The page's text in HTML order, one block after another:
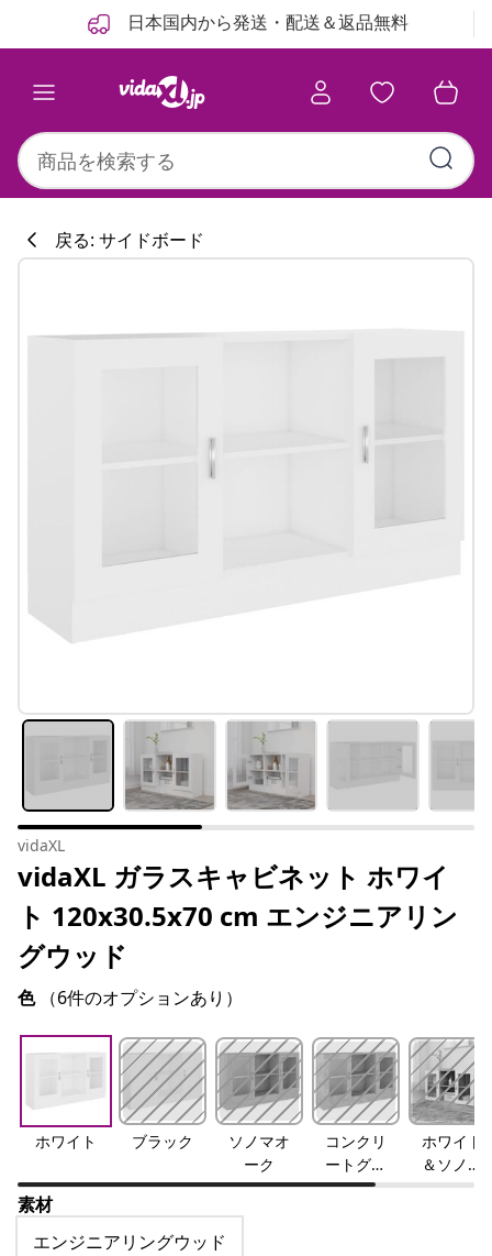
日本国内から発送・配送＆返品無料
戻る: サイドボード
vidaXL
vidaXL ガラスキャビネット ホワイ
ト 120x30.5x70 cm エンジニアリン
グウッド
色 （6件のオプションあり）
ホワイト ブラック
ソノマオ
ーク
コンクリ
ートグレ
ー
ホワイト
＆ソノマ
オーク
素材
エンジニアリングウッド